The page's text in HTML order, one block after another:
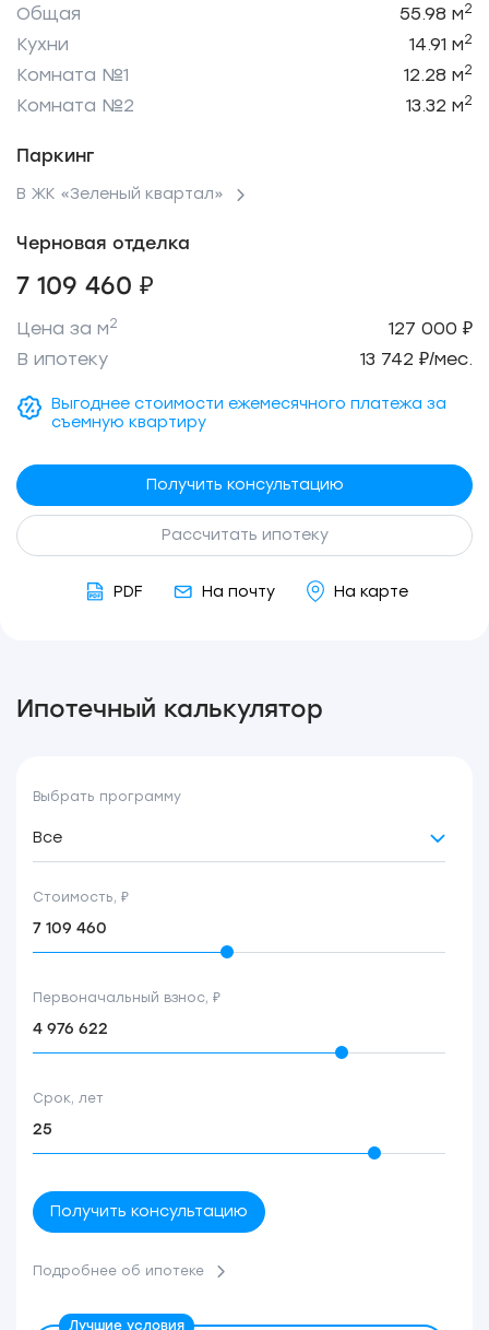
Общая
55.98 м2
Кухни 14.91 м2
Комната №1 12.28 м2
Комната №2 13.32 м2
Паркинг
В ЖК «Зеленый квартал»
Черновая отделка
7 109 460 ₽
Цена за м2
127 000 ₽
В ипотеку
13 742 ₽/мес.
Выгоднее стоимости ежемесячного платежа за
съемную квартиру
Получить консультацию
Рассчитать ипотеку
PDF На почту На карте
Ипотечный калькулятор
Выбрать программу
Все
Стоимость, ₽
Первоначальный взнос, ₽
Срок, лет
Получить консультацию
Подробнее об ипотеке